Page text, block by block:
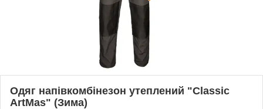
Одяг напівкомбінезон утеплений "Classic
ArtMas" (Зима)